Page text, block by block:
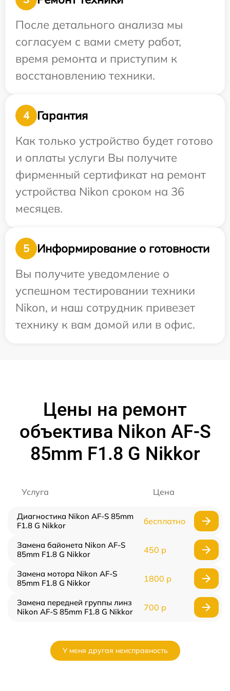
После детального анализа мы
согласуем с вами смету работ,
время ремонта и приступим к
восстановлению техники.
4
Гарантия
Как только устройство будет готово
и оплаты услуги Вы получите
фирменный сертификат на ремонт
устройства Nikon сроком на 36
месяцев.
5
Информирование о готовности
Вы получите уведомление о
успешном тестировании техники
Nikon, и наш сотрудник привезет
технику к вам домой или в офис.
Цены на ремонт
объектива Nikon AF-S
85mm F1.8 G Nikkor
Услуга Цена
Диагностика Nikon AF-S 85mm
F1.8 G Nikkor
бесплатно
Замена байонета Nikon AF-S
85mm F1.8 G Nikkor
450 р
Замена мотора Nikon AF-S
85mm F1.8 G Nikkor
1800 р
Замена передней группы линз
Nikon AF-S 85mm F1.8 G Nikkor
700 р
У меня другая неисправность